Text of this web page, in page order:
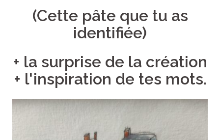
(Cette pâte que tu as
identifiée)
+ la surprise de la création
+ l'inspiration de tes mots.